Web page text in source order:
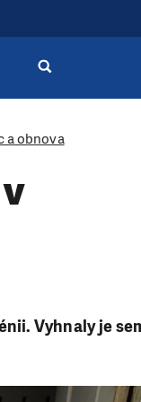
a obnova
Vyhnaly je